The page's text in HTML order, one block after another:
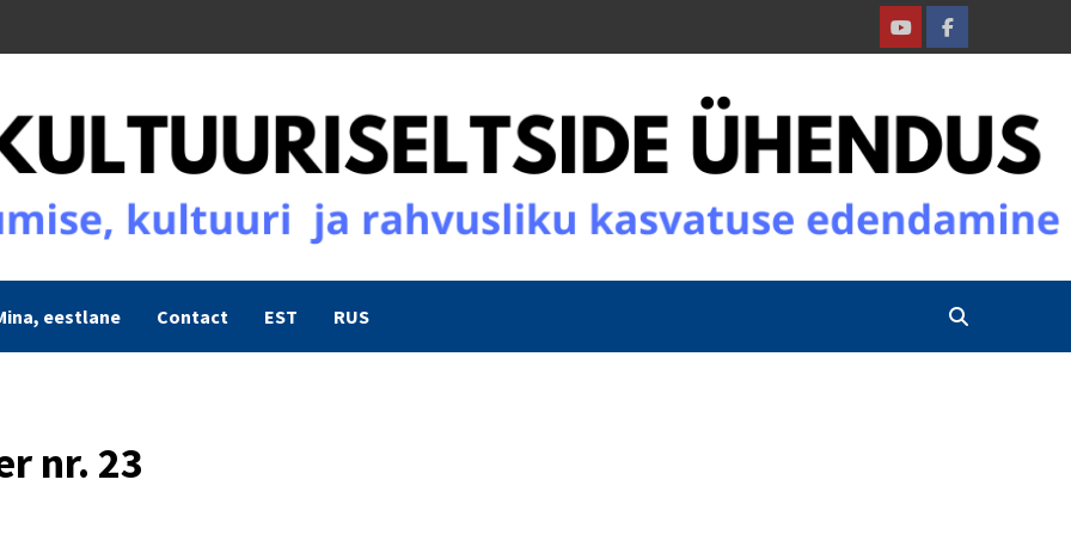
YoutubeFacebook
eestlane Contact EST RUS
nr. 23